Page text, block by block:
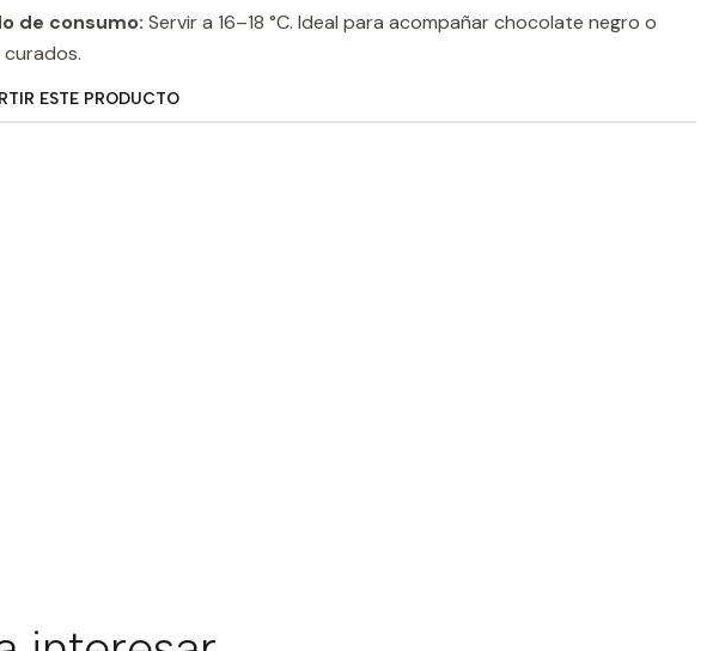
de consumo: Servir a 16–18 °C. Ideal para acompañar chocolate negro o
ESTE PRODUCTO